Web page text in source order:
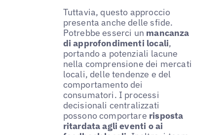
Tuttavia, questo approccio
presenta anche delle sfide.
Potrebbe esserci un mancanza
di approfondimenti locali,
portando a potenziali lacune
nella comprensione dei mercati
locali, delle tendenze e del
comportamento dei
consumatori. I processi
decisionali centralizzati
possono comportare risposta
ritardata agli eventi o ai